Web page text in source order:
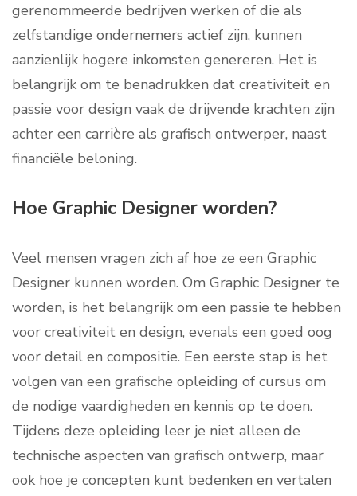
gerenommeerde bedrijven werken of die als
zelfstandige ondernemers actief zijn, kunnen
aanzienlijk hogere inkomsten genereren. Het is
belangrijk om te benadrukken dat creativiteit en
passie voor design vaak de drijvende krachten zijn
achter een carrière als grafisch ontwerper, naast
financiële beloning.
Hoe Graphic Designer worden?
Veel mensen vragen zich af hoe ze een Graphic
Designer kunnen worden. Om Graphic Designer te
worden, is het belangrijk om een passie te hebben
voor creativiteit en design, evenals een goed oog
voor detail en compositie. Een eerste stap is het
volgen van een grafische opleiding of cursus om
de nodige vaardigheden en kennis op te doen.
Tijdens deze opleiding leer je niet alleen de
technische aspecten van grafisch ontwerp, maar
ook hoe je concepten kunt bedenken en vertalen